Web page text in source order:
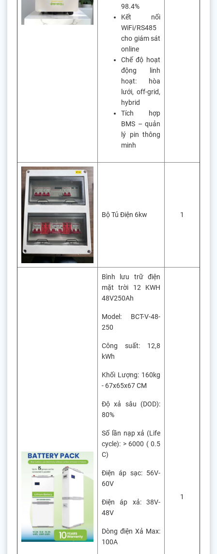
98.4%
Kết nối
WiFi/RS485
cho giám sát
online
Chế độ hoạt
động linh
hoạt: hòa
lưới, off-grid,
hybrid
Tích hợp
BMS – quản
lý pin thông
minh
Bộ Tủ Điện 6kw 1
Bình lưu trữ điện
mặt trời 12 KWH
48V250Ah
Model: BCT-V-48-
250
Công suất: 12,8
kWh
Khối Lượng: 160kg
- 67x65x67 CM
Độ xả sâu (DOD):
80%
Số lần nạp xả (Life
cycle): > 6000 ( 0.5
C)
Điện áp sạc: 56V-
60V
Điện áp xả: 38V-
48V
Dòng điện Xả Max:
100A
1